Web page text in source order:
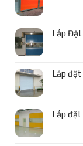
Lắp Đặt
Lắp đặt
Lắp đặt